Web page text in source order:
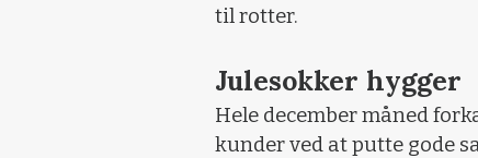
til rotter.
Julesokker hygger
Hele december måned
kunder ved at putte gode